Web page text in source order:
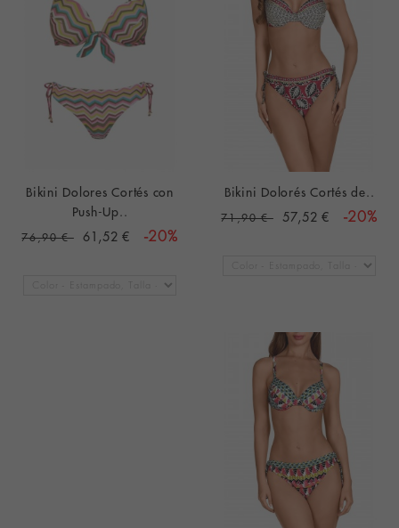
Bikini Dolores Cortés con
Push-Up..
76,90 € 61,52 € -20%
Bikini Dolorés Cortés de..
71,90 € 57,52 € -20%